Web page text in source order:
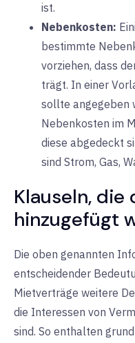
ist.
Nebenkosten:
bestimmte
vorziehen, dass
trägt. In einer
sollte angegeben
Nebenkosten im
diese abgedeckt
sind Strom, Gas,
Klauseln, die
hinzugefügt
Die oben genannten
entscheidender
Mietverträge weitere
die Interessen von
sind. So enthalten